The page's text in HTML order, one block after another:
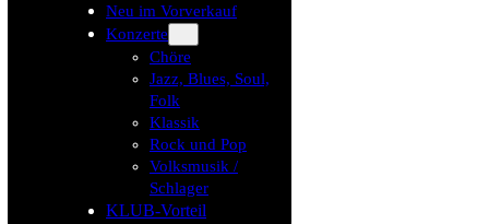
Neu im Vorverkauf
Konzerte
Chöre
Jazz, Blues, Soul,
Folk
Klassik
Rock und Pop
Volksmusik /
Schlager
KLUB-Vorteil